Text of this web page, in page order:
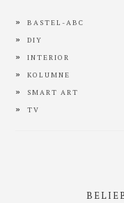
BASTEL-ABC
DIY
INTERIOR
KOLUMNE
SMART ART
TV